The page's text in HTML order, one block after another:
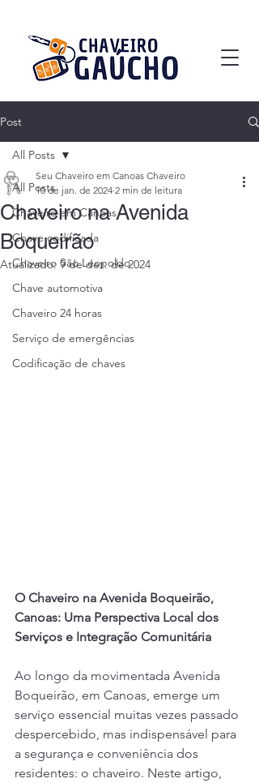
Post
All Posts
Chaveiro em Canoas
Chave codificada
Chaveiro São Leopoldo
Chave automotiva
Chaveiro 24 horas
Serviço de emergências
Codificação de chaves
All Posts
Chaveiro na Avenida
Boqueirão
Seu Chaveiro em Canoas Chaveiro
10 de jan. de 2024 2 min de leitura
Atualizado: 9 de dez. de 2024
O Chaveiro na Avenida Boqueirão,
Canoas: Uma Perspectiva Local dos
Serviços e Integração Comunitária
Ao longo da movimentada Avenida
Boqueirão, em Canoas, emerge um
serviço essencial muitas vezes passado
despercebido, mas indispensável para
a segurança e conveniência dos
residentes: o chaveiro. Neste artigo,